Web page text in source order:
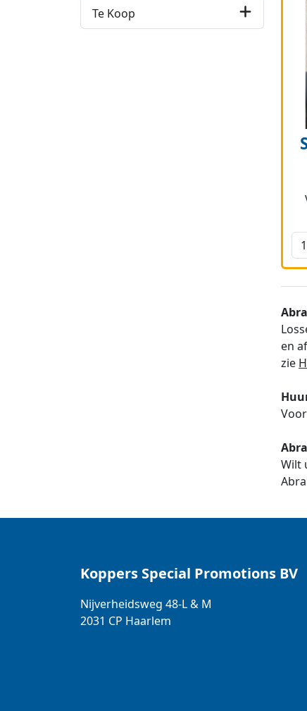
Te Koop
en
zie
Wilt
Koppers Special Promotions BV
Nijverheidsweg 48-L & M
2031 CP Haarlem